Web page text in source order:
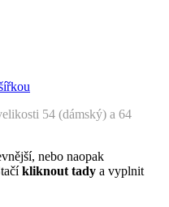
54 (dámský) a 64
nebo naopak
kliknout tady a vyplnit